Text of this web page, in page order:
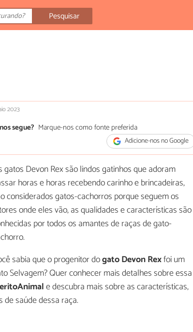
Pesquisar
2023
segue? Marque-nos como fonte preferida
Adicione-nos no Google
gatos Devon Rex são lindos gatinhos que adoram
horas e horas recebendo carinho e brincadeiras,
considerados gatos-cachorros porque seguem os
onde eles vão, as qualidades e características são
por todos os amantes de raças de gato-
sabia que o progenitor dogato Devon Rexfoi um
Selvagem? Quer conhecer mais detalhes sobre essa
e descubra mais sobre as características,
de saúde dessa raça.